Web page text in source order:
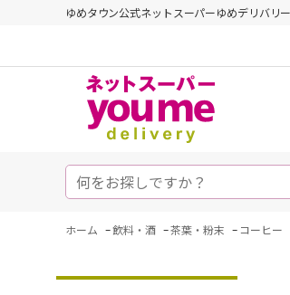
ゆめタウン公式ネットスーパーゆめデリバリ
ホーム -飲料・酒 -茶葉・粉末 - コーヒー